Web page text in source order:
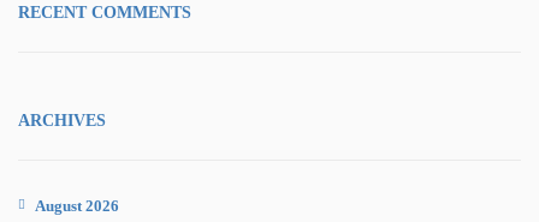
RECENT COMMENTS
ARCHIVES
August 2026